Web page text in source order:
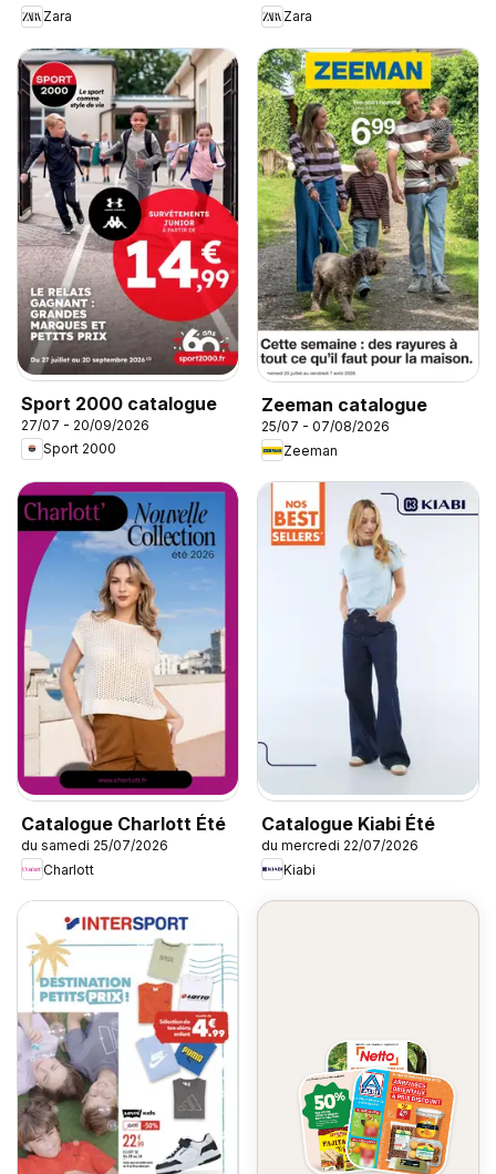
Zara
Zara
Sport 2000 catalogue
27/07 - 20/09/2026
Sport 2000
Zeeman catalogue
25/07 - 07/08/2026
Zeeman
Catalogue Charlott Été
du samedi 25/07/2026
Charlott
Catalogue Kiabi Été
du mercredi 22/07/2026
Kiabi